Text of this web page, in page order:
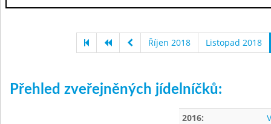
Říjen 2018 Listopad 2018
Přehled zveřejněných jídelníčků:
2016: